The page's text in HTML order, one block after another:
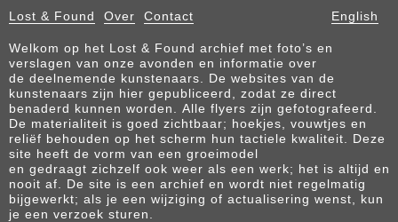
Lost & Found Over Contact English
Welkom op het Lost & Found archief met foto’s en
verslagen van onze avonden en informatie over
de deelnemende kunstenaars. De websites van de
kunstenaars zijn hier gepubliceerd, zodat ze direct
benaderd kunnen worden. Alle flyers zijn gefotografeerd.
De materialiteit is goed zichtbaar; hoekjes, vouwtjes en
reliëf behouden op het scherm hun tactiele kwaliteit. Deze
site heeft de vorm van een groeimodel
en gedraagt zichzelf ook weer als een werk; het is altijd en
nooit af. De site is een archief en wordt niet regelmatig
bijgewerkt; als je een wijziging of actualisering wenst, kun
je een verzoek sturen.